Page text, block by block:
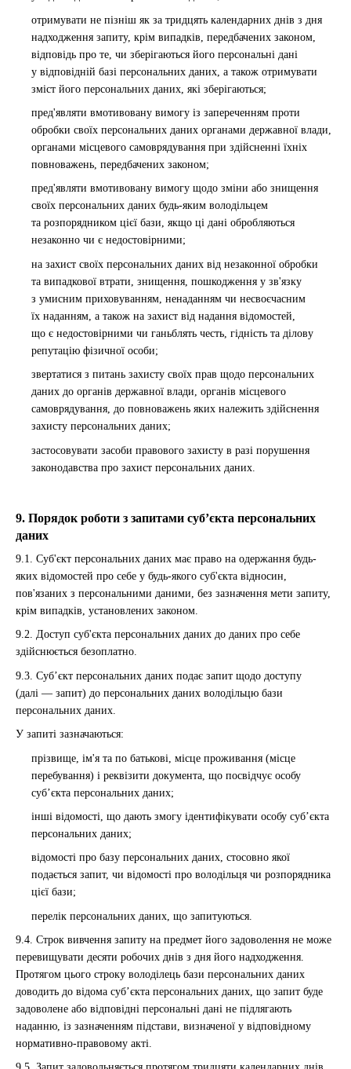
отримувати не пізніш як за тридцять календарних днів з дня
надходження запиту, крім випадків, передбачених законом,
відповідь про те, чи зберігаються його персональні дані
у відповідній базі персональних даних, а також отримувати
зміст його персональних даних, які зберігаються;
пред'являти вмотивовану вимогу із запереченням проти
обробки своїх персональних даних органами державної влади,
органами місцевого самоврядування при здійсненні їхніх
повноважень, передбачених законом;
пред'являти вмотивовану вимогу щодо зміни або знищення
своїх персональних даних будь-яким володільцем
та розпорядником цієї бази, якщо ці дані обробляються
незаконно чи є недостовірними;
на захист своїх персональних даних від незаконної обробки
та випадкової втрати, знищення, пошкодження у зв'язку
з умисним приховуванням, ненаданням чи несвоєчасним
їх наданням, а також на захист від надання відомостей,
що є недостовірними чи ганьблять честь, гідність та ділову
репутацію фізичної особи;
звертатися з питань захисту своїх прав щодо персональних
даних до органів державної влади, органів місцевого
самоврядування, до повноважень яких належить здійснення
захисту персональних даних;
застосовувати засоби правового захисту в разі порушення
законодавства про захист персональних даних.
9. Порядок роботи з запитами суб’єкта персональних
даних
9.1. Суб'єкт персональних даних має право на одержання будь-
яких відомостей про себе у будь-якого суб'єкта відносин,
пов'язаних з персональними даними, без зазначення мети запиту,
крім випадків, установлених законом.
9.2. Доступ суб'єкта персональних даних до даних про себе
здійснюється безоплатно.
9.3. Суб’єкт персональних даних подає запит щодо доступу
(далі — запит) до персональних даних володільцю бази
персональних даних.
У запиті зазначаються:
прізвище, ім'я та по батькові, місце проживання (місце
перебування) і реквізити документа, що посвідчує особу
суб’єкта персональних даних;
інші відомості, що дають змогу ідентифікувати особу суб’єкта
персональних даних;
відомості про базу персональних даних, стосовно якої
подається запит, чи відомості про володільця чи розпорядника
цієї бази;
перелік персональних даних, що запитуються.
9.4. Строк вивчення запиту на предмет його задоволення не може
перевищувати десяти робочих днів з дня його надходження.
Протягом цього строку володілець бази персональних даних
доводить до відома суб’єкта персональних даних, що запит буде
задоволене або відповідні персональні дані не підлягають
наданню, із зазначенням підстави, визначеної у відповідному
нормативно-правовому акті.